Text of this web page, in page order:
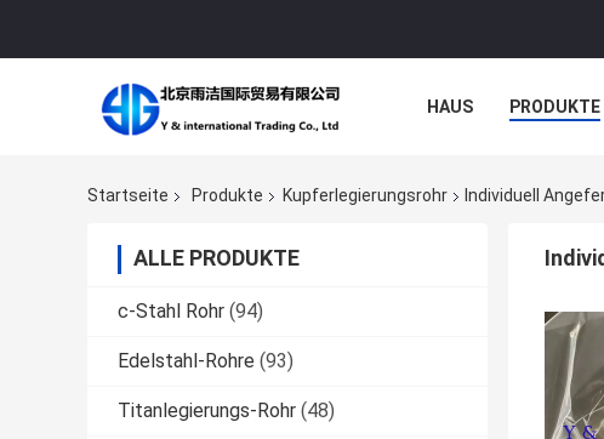
HAUS PRODUKTE
Startseite
Produkte Kupferlegierungsrohr Individuell
ALLE PRODUKTE
c-Stahl Rohr (94)
Edelstahl-Rohre (93)
Titanlegierungs-Rohr (48)